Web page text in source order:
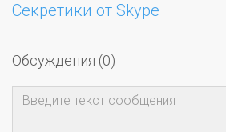
Секретики от Skype
Обсуждения (0)